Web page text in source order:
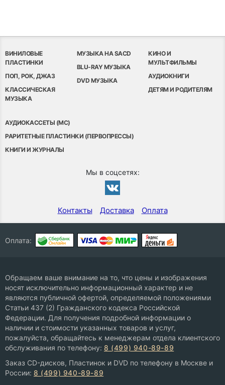
ВИНИЛОВЫЕ
ПЛАСТИНКИ
ПОП, РОК, ДЖАЗ
КЛАССИЧЕСКАЯ
МУЗЫКА
МУЗЫКА НА SACD
BLU-RAY МУЗЫКА
DVD МУЗЫКА
КИНО И
МУЛЬТФИЛЬМЫ
АУДИОКНИГИ
ДЕТЯМ И РОДИТЕЛЯМ
АУДИОКАССЕТЫ (MC)
РАРИТЕТНЫЕ ПЛАСТИНКИ (ПЕРВОПРЕССЫ)
КНИГИ И ЖУРНАЛЫ
Мы в соцсетях:
Контакты Доставка Оплата
Оплата:
Обращаем ваше внимание на то, что цены и изображения
носят исключительно информационный характер и не
являются публичной офертой, определяемой положениями
Статьи 437 (2) Гражданского кодекса Российской
Федерации. Для получения подробной информации о
наличии и стоимости указанных товаров и услуг,
пожалуйста, обращайтесь к менеджерам отдела клиентского
обслуживания по телефону: 8 (499) 940-89-89
Заказ CD-дисков, Пластинок и DVD по телефону в Москве и
России: 8 (499) 940-89-89